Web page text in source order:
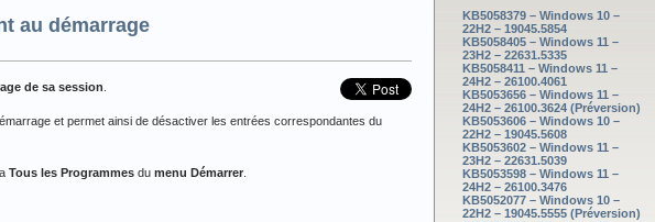
KB5058379 – Windows 10 –
22H2 – 19045.5854
KB5058405 – Windows 11 –
23H2 – 22631.5335
KB5058411 – Windows 11 –
24H2 – 26100.4061
KB5053656 – Windows 11 –
24H2 – 26100.3624 (Préversion)
KB5053606 – Windows 10 –
22H2 – 19045.5608
KB5053602 – Windows 11 –
23H2 – 22631.5039
KB5053598 – Windows 11 –
24H2 – 26100.3476
KB5052077 – Windows 10 –
22H2 – 19045.5555 (Préversion)
au démarrage
de sa session
et permet ainsi de désactiver les entrées correspondantes du
Tous les Programmes du menu Démarrer